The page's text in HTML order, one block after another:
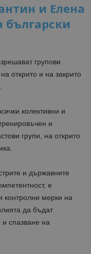
и Елена
български
групови
открито и на закрито
колективни и
и
групи, на открито
и държавните
е
контролни мерки на
да бъдат
спазване на